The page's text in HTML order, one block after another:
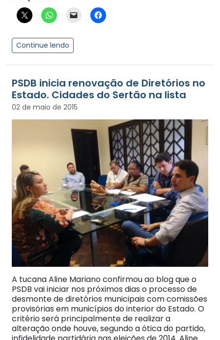
Continue lendo
PSDB inicia renovação de Diretórios no
Estado. Cidades do Sertão na lista
02 de maio de 2015
A tucana Aline Mariano confirmou ao blog que o
PSDB vai iniciar nos próximos dias o processo de
desmonte de diretórios municipais com comissões
provisórias em municípios do interior do Estado. O
critério será principalmente de realizar a
alteração onde houve, segundo a ótica do partido,